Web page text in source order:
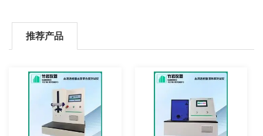
推荐产品